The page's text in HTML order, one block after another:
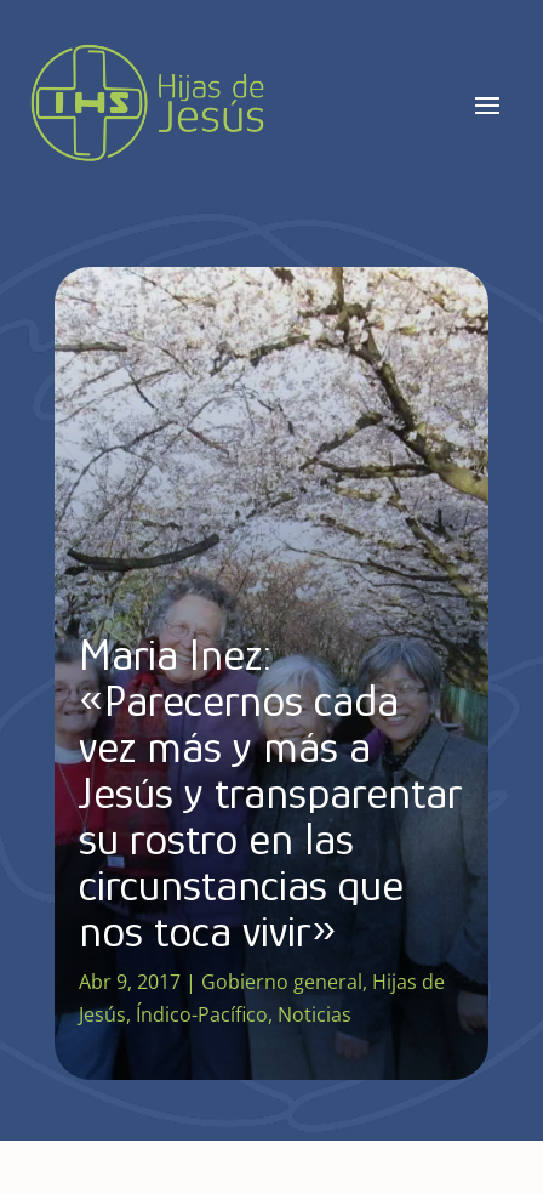
Maria Inez:
«Parecernos cada
vez más y más a
Jesús y transparentar
su rostro en las
circunstancias que
nos toca vivir»
Abr 9, 2017| Gobierno general, Hijas de
Jesús, Índico-Pacífico, Noticias